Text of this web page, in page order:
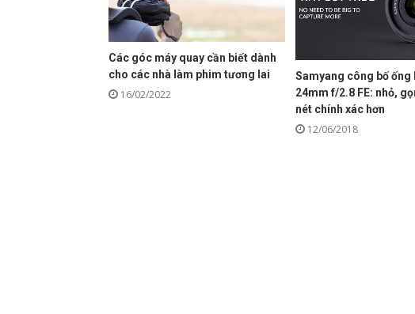
Các góc máy quay cần biết dành
cho các nhà làm phim tương lai
16/02/2022
Samyang công bố ống
24mm f/2.8 FE: nhỏ,
nét chính xác hơn
12/06/2018